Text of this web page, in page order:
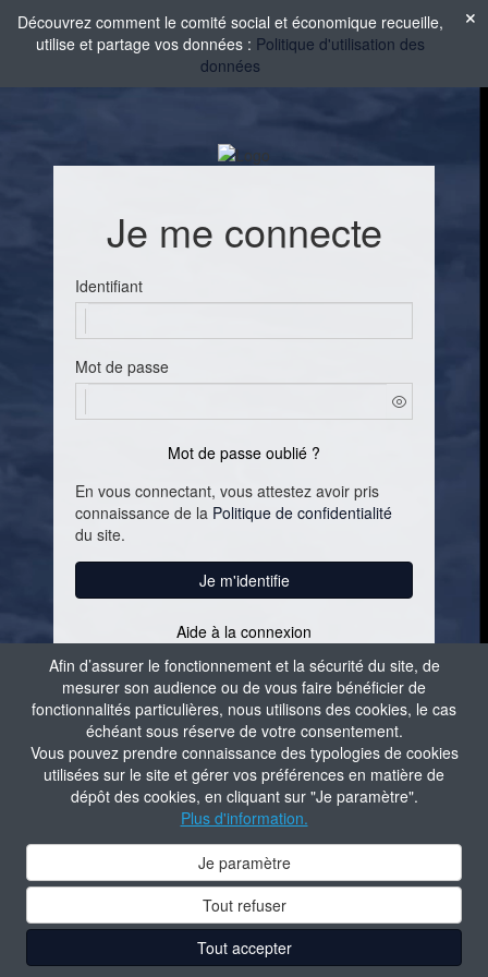
Afin d’assurer le fonctionnement et la sécurité du site, de
mesurer son audience ou de vous faire bénéficier de
fonctionnalités particulières, nous utilisons des cookies, le cas
échéant sous réserve de votre consentement.
Vous pouvez prendre connaissance des typologies de cookies
utilisées sur le site et gérer vos préférences en matière de
dépôt des cookies, en cliquant sur "Je paramètre".
Plus d'information.
Je paramètre
Tout refuser
Tout accepter
Découvrez comment le comité social et économique recueille,
utilise et partage vos données : Politique d'utilisation des
données
Je me connecte
Identifiant
Mot de passe
Mot de passe oublié ?
En vous connectant, vous attestez avoir pris
connaissance de la Politique de confidentialité
du site.
Je m'identifie
Aide à la connexion
Contacter l'administrateur du site